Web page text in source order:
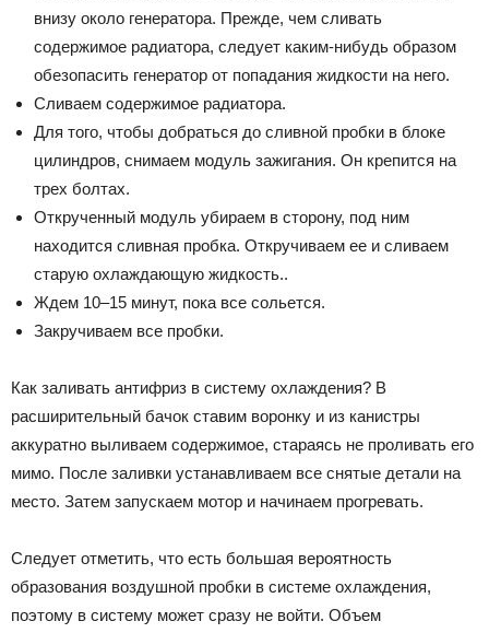
внизу около генератора. Прежде, чем сливать
содержимое радиатора, следует каким-нибудь образом
обезопасить генератор от попадания жидкости на него.
Сливаем содержимое радиатора.
Для того, чтобы добраться до сливной пробки в блоке
цилиндров, снимаем модуль зажигания. Он крепится на
трех болтах.
Открученный модуль убираем в сторону, под ним
находится сливная пробка. Откручиваем ее и сливаем
старую охлаждающую жидкость..
Ждем 10–15 минут, пока все сольется.
Закручиваем все пробки.
Как заливать антифриз в систему охлаждения? В
расширительный бачок ставим воронку и из канистры
аккуратно выливаем содержимое, стараясь не проливать его
мимо. После заливки устанавливаем все снятые детали на
место. Затем запускаем мотор и начинаем прогревать.
Следует отметить, что есть большая вероятность
образования воздушной пробки в системе охлаждения,
поэтому в систему может сразу не войти. Объем